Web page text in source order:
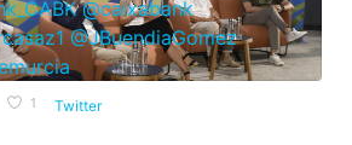
1 Twitter